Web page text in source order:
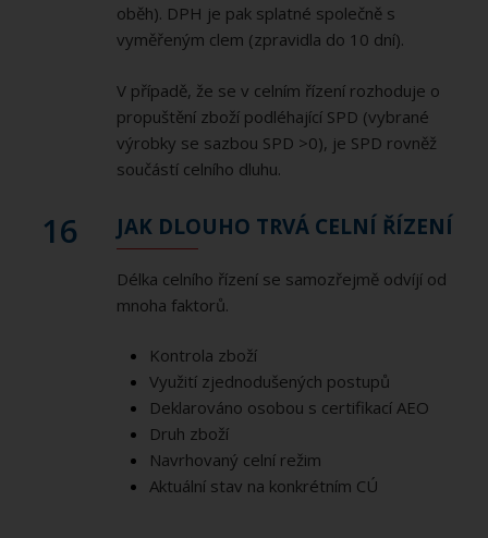
oběh). DPH je pak splatné společně s
vyměřeným clem (zpravidla do 10 dní).
V případě, že se v celním řízení rozhoduje o
propuštění zboží podléhající SPD (vybrané
výrobky se sazbou SPD >0), je SPD rovněž
součástí celního dluhu.
16 JAK DLOUHO TRVÁ CELNÍ ŘÍZENÍ
Délka celního řízení se samozřejmě odvíjí od
mnoha faktorů.
Kontrola zboží
Využití zjednodušených postupů
Deklarováno osobou s certifikací AEO
Druh zboží
Navrhovaný celní režim
Aktuální stav na konkrétním CÚ